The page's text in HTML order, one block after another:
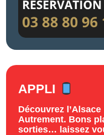
APPLI
Découvrez l’Alsace
Autrement. Bons
sorties… laissez